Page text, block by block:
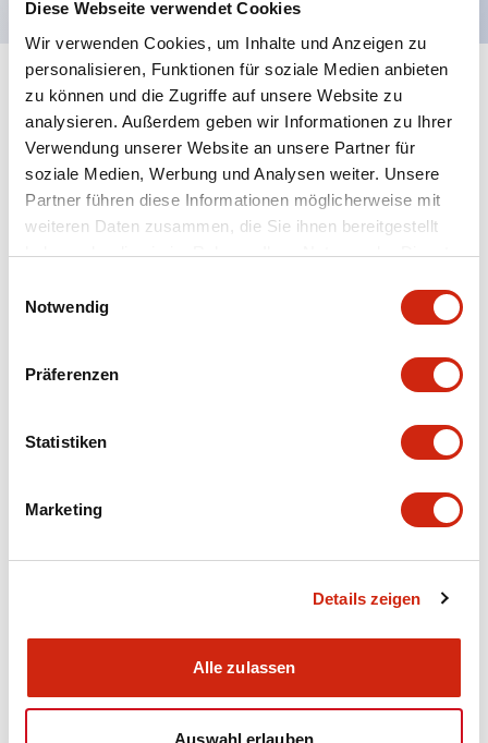
Diese Webseite verwendet Cookies
Wir verwenden Cookies, um Inhalte und Anzeigen zu
personalisieren, Funktionen für soziale Medien anbieten
zu können und die Zugriffe auf unsere Website zu
analysieren. Außerdem geben wir Informationen zu Ihrer
Verwendung unserer Website an unsere Partner für
soziale Medien, Werbung und Analysen weiter. Unsere
Partner führen diese Informationen möglicherweise mit
weiteren Daten zusammen, die Sie ihnen bereitgestellt
haben oder die sie im Rahmen Ihrer Nutzung der Dienste
Notwendig
Präferenzen
Statistiken
Marketing
Details zeigen
Alle zulassen
Auswahl erlauben
Spezifikationen Alle erweitern
Aesthetic Specifications
Environmental Specifications
Mechanical Specifications
Mounting and Installation Specifications
Dokumente und Dateien
CAD-Dateien